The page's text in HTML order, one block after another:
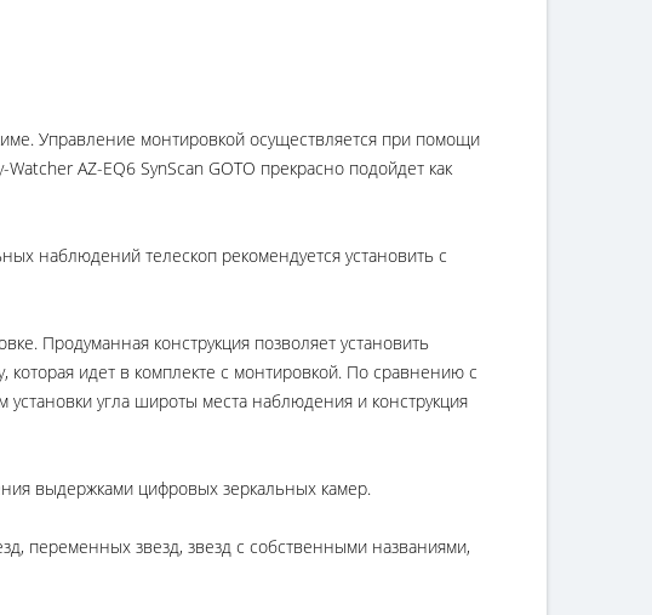
Управление монтировкой осуществляется при помощи
AZ-EQ6 SynScan GOTO прекрасно подойдет как
наблюдений телескоп рекомендуется установить с
Продуманная конструкция позволяет установить
идет в комплекте с монтировкой. По сравнению с
угла широты места наблюдения и конструкция
выдержками цифровых зеркальных камер.
переменных звезд, звезд с собственными названиями,